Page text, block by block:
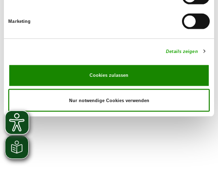
Marketing
Details zeigen
Cookies zulassen
Nur notwendige Cookies verwenden